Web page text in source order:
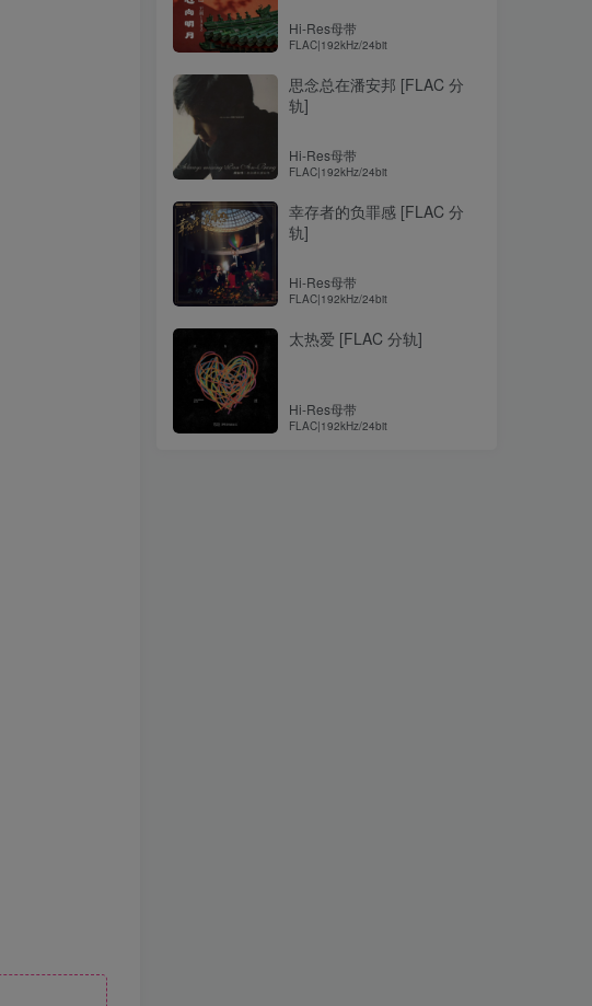
Hi-Res母带
FLAC|192kHz/24bit
思念总在潘安邦 [FLAC 分
轨]
Hi-Res母带
FLAC|192kHz/24bit
幸存者的负罪感 [FLAC 分
轨]
Hi-Res母带
FLAC|192kHz/24bit
太热爱 [FLAC 分轨]
Hi-Res母带
FLAC|192kHz/24bit